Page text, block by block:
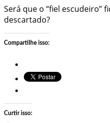
Será que o “fiel escudeiro”
descartado?
Compartilhe isso:
Curtir isso: